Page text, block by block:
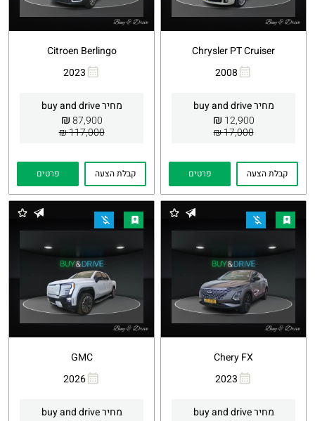
Chrysler PT Cruiser
2008
מחיר buy and drive
12,900
₪
17,000 ₪
Whatsapp
קבלת הצעה פרטים
Citroen Berlingo
2023
מחיר buy and drive
87,900
₪
117,000 ₪
Whatsapp
קבלת הצעה פרטים
Chery FX
2023
מחיר buy and drive
Whatsapp
GMC
2026
מחיר buy and drive
Whatsapp